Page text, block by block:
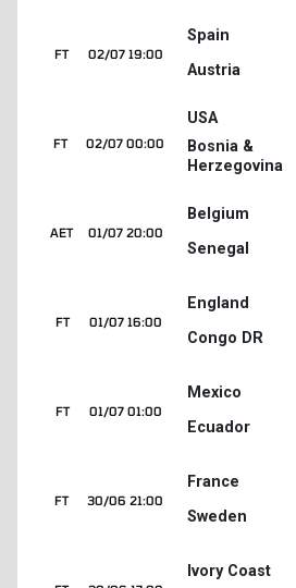
02/07 19:00
FT
Spain
Austria
02/07 00:00
FT
USA
Bosnia &
Herzegovina
01/07 20:00
AET
Belgium
Senegal
01/07 16:00
FT
England
Congo DR
01/07 01:00
FT
Mexico
Ecuador
30/06 21:00
FT
France
Sweden
Ivory Coast